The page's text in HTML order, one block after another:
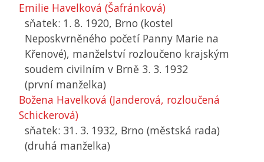
Emilie Havelková (Šafránková)
sňatek: 1. 8. 1920, Brno (kostel
Neposkvrněného početí Panny Marie na
Křenové), manželství rozloučeno krajským
soudem civilním v Brně 3. 3. 1932
(první manželka)
Božena Havelková (Janderová, rozloučená
Schickerová)
sňatek: 31. 3. 1932, Brno (městská rada)
(druhá manželka)